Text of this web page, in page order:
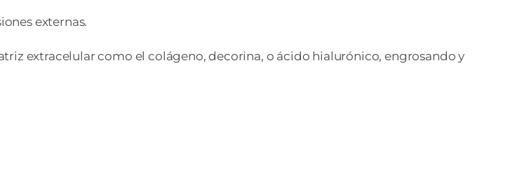
externas.
extracelular como el colágeno, decorina, o ácido hialurónico, engrosando y